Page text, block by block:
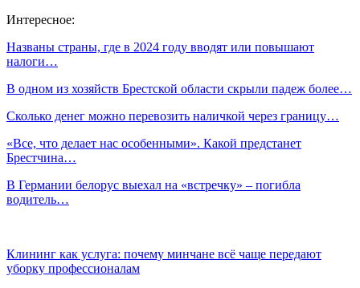
Интересное:
Названы страны, где в 2024 году вводят или повышают
налоги…
В одном из хозяйств Брестской области скрыли падеж более…
Сколько денег можно перевозить наличкой через границу…
«Все, что делает нас особенными». Какой предстанет
Брестчина…
В Германии белорус выехал на «встречку» – погибла
водитель…
Клининг как услуга: почему минчане всё чаще передают
уборку профессионалам